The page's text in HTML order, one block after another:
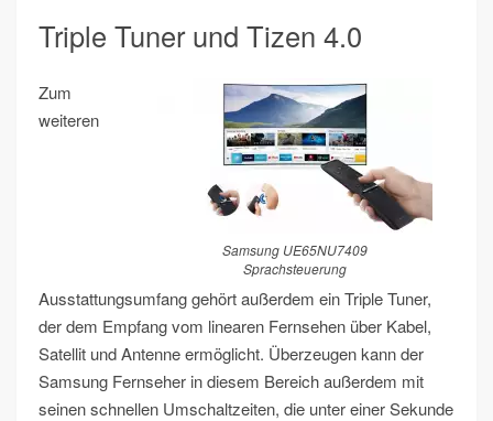
Triple Tuner und Tizen 4.0
Samsung UE65NU7409
Sprachsteuerung
Zum
weiteren
Ausstattungsumfang gehört außerdem ein Triple Tuner,
der dem Empfang vom linearen Fernsehen über Kabel,
Satellit und Antenne ermöglicht. Überzeugen kann der
Samsung Fernseher in diesem Bereich außerdem mit
seinen schnellen Umschaltzeiten, die unter einer Sekunde